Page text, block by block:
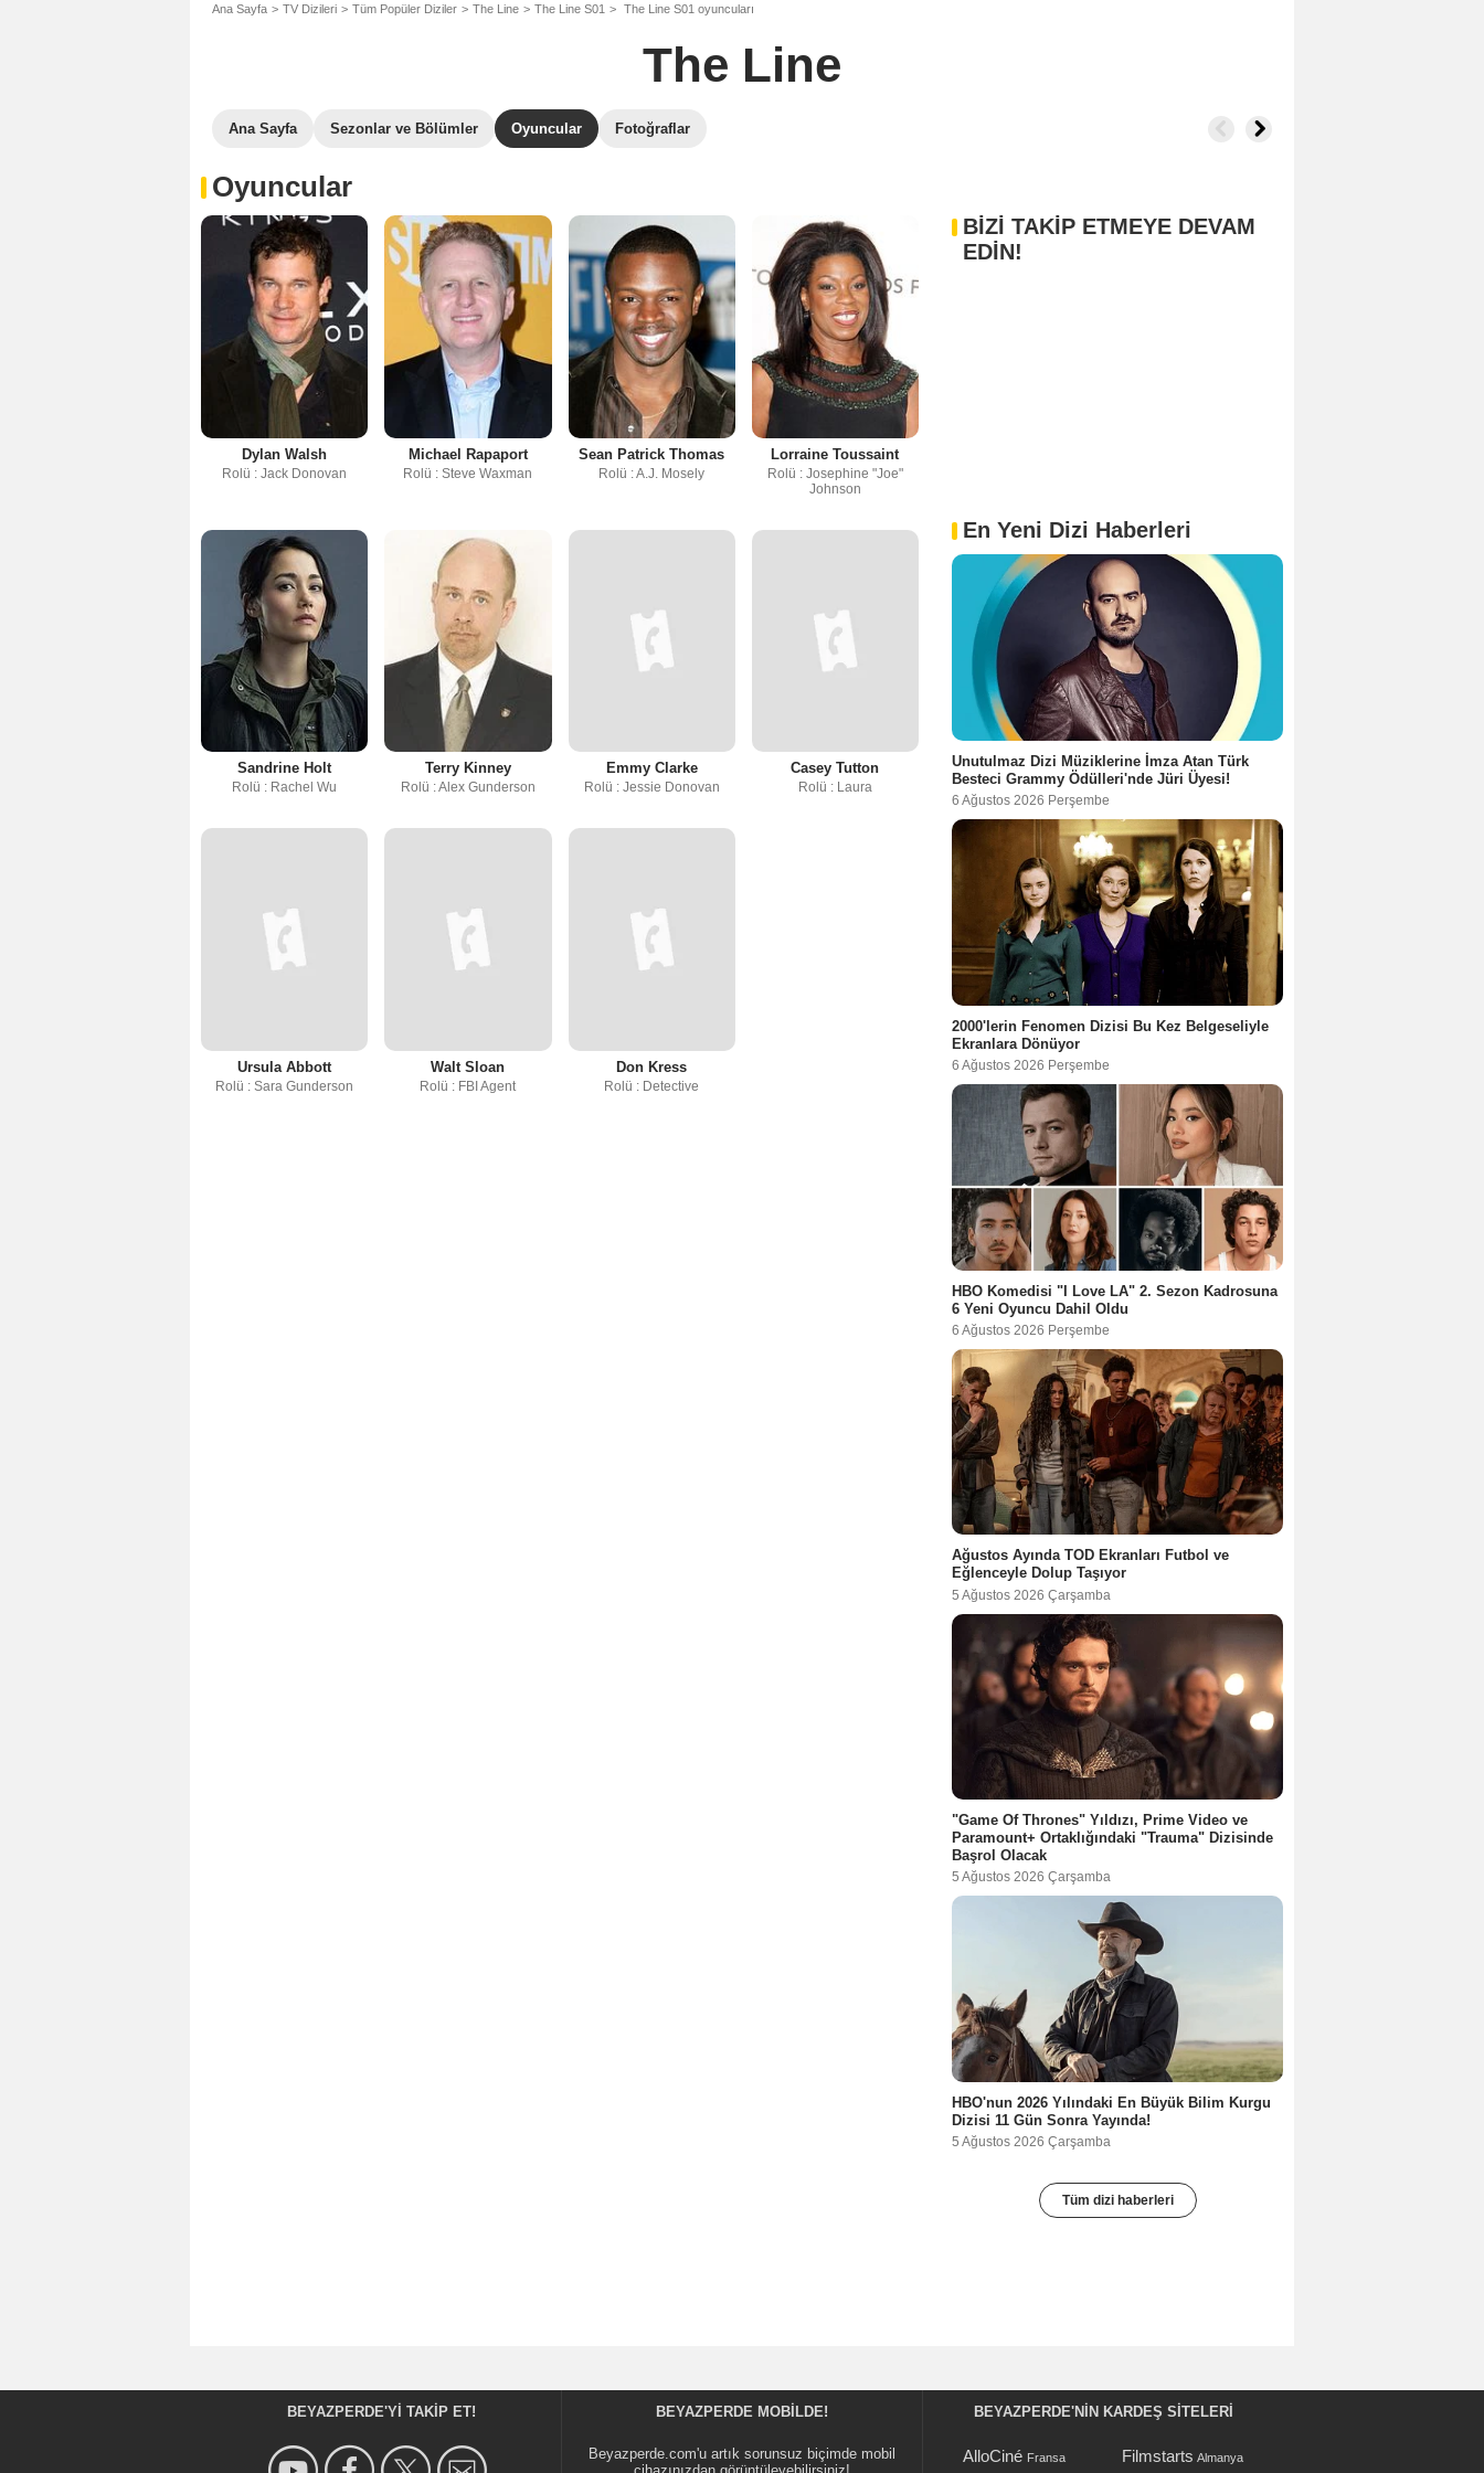
Ana Sayfa TV Dizileri Tüm Popüler Diziler The Line The Line S01 The Line S01 oyuncuları
The Line
Ana Sayfa Sezonlar ve Bölümler Oyuncular Fotoğraflar
Oyuncular
Dylan Walsh
Rolü : Jack Donovan
Michael Rapaport
Rolü : Steve Waxman
Sean Patrick Thomas
Rolü : A.J. Mosely
Lorraine Toussaint
Rolü : Josephine "Joe"
Johnson
Sandrine Holt
Rolü : Rachel Wu
Terry Kinney
Rolü : Alex Gunderson
Emmy Clarke
Rolü : Jessie Donovan
Casey Tutton
Rolü : Laura
Ursula Abbott
Rolü : Sara Gunderson
Walt Sloan
Rolü : FBI Agent
Don Kress
Rolü : Detective
BİZİ TAKİP ETMEYE DEVAM
EDİN!
En Yeni Dizi Haberleri
Unutulmaz Dizi Müziklerine İmza Atan Türk
Besteci Grammy Ödülleri'nde Jüri Üyesi!
6 Ağustos 2026 Perşembe
2000'lerin Fenomen Dizisi Bu Kez Belgeseliyle
Ekranlara Dönüyor
6 Ağustos 2026 Perşembe
HBO Komedisi "I Love LA" 2. Sezon Kadrosuna
6 Yeni Oyuncu Dahil Oldu
6 Ağustos 2026 Perşembe
Ağustos Ayında TOD Ekranları Futbol ve
Eğlenceyle Dolup Taşıyor
5 Ağustos 2026 Çarşamba
"Game Of Thrones" Yıldızı, Prime Video ve
Paramount+ Ortaklığındaki "Trauma" Dizisinde
Başrol Olacak
5 Ağustos 2026 Çarşamba
HBO'nun 2026 Yılındaki En Büyük Bilim Kurgu
Dizisi 11 Gün Sonra Yayında!
5 Ağustos 2026 Çarşamba
Tüm dizi haberleri
BEYAZPERDE'YI TAKIP ET! BEYAZPERDE MOBILDE!
Beyazperde.com'u artık sorunsuz biçimde mobil
BEYAZPERDE'NIN KARDEŞ SİTELERİ
AlloCiné Fransa Filmstarts Almanya